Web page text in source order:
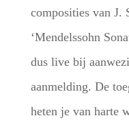
composities van J.
‘Mendelssohn
dus live bij
aanmelding. De
heten je van harte